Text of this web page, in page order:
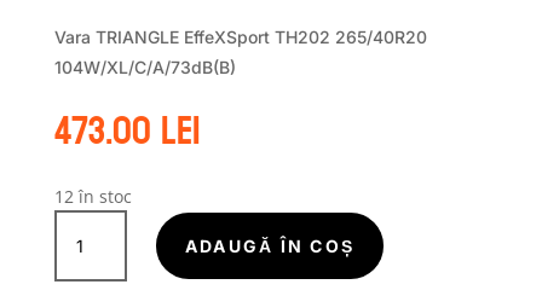
Vara TRIANGLE EffeXSport TH202 265/40R20
104W/XL/C/A/73dB(B)
473.00lei
12 în stoc
Cantitate
TRIANGLE
EFFEXSPORT
ADAUGĂ ÎN COȘ